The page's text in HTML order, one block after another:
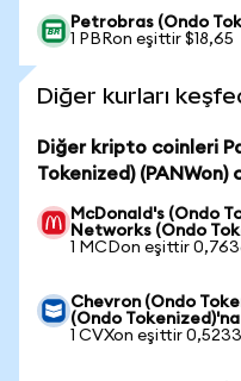
Petrobras (Ondo
1 PBRon eşittir $18,65
Diğer kurları
Diğer kripto coinleri
Tokenized) (PANWon)
McDonald's (Ondo
Networks (Ondo
1 MCDon eşittir
Chevron (Ondo
(Ondo Tokenized)'na
1 CVXon eşittir